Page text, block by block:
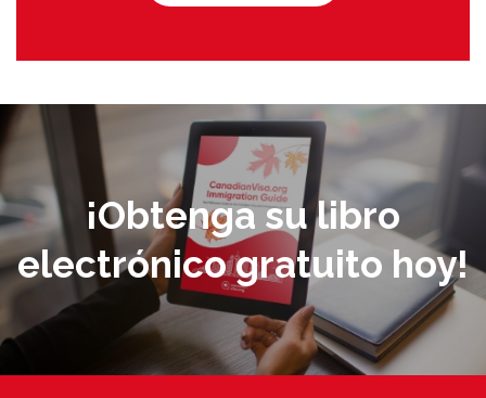
¡Obtenga su libro
electrónico gratuito hoy!